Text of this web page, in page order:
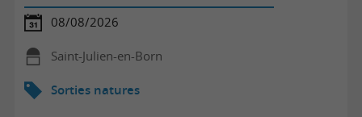
08/08/2026
Saint-Julien-en-Born
Sorties natures